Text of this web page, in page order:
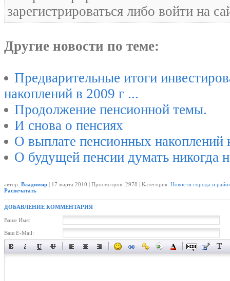
зарегистрироваться либо войти на
Другие новости по теме:
Предварительные итоги
накоплений в 2009 г ...
Продолжение пенсионной темы.
И снова о пенсиях
О выплате пенсионных накоплений
О будущей пенсии думать никогда
автор: Владимир | 17 марта 2010 | Просмотров: 2978 | Категория: Новости города и
Распечатать
ДОБАВЛЕНИЕ КОММЕНТАРИЯ
Ваше Имя:
Ваш E-Mail: